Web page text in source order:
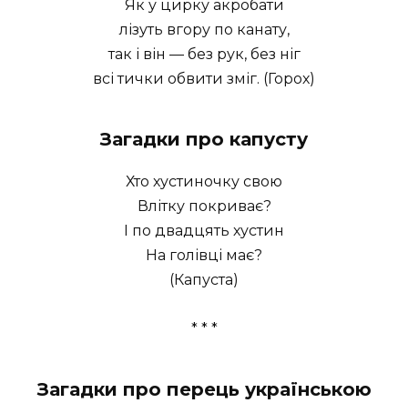
Як у цирку акробати
лізуть вгору по канату,
так і він — без рук, без ніг
всі тички обвити зміг. (Горох)
Загадки про капусту
Хто хустиночку свою
Влітку покриває?
І по двадцять хустин
На голівці має?
(Капуста)
* * *
Загадки про перець українською